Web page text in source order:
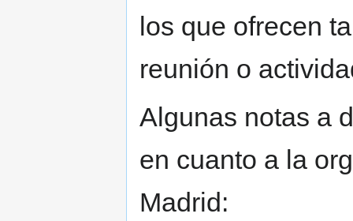
los que ofrecen
reunión o
Algunas notas a
en cuanto a la
Madrid: